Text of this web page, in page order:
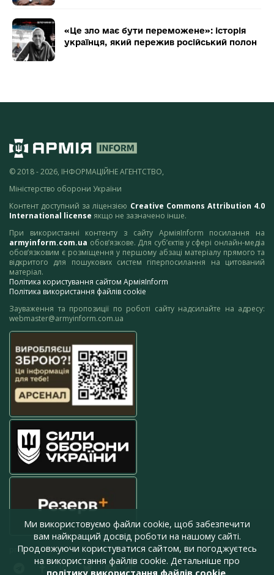
«Це зло має бути переможене»: історія
українця, який пережив російський полон
© 2018 - 2026, ІНФОРМАЦІЙНЕ АГЕНТСТВО,
Міністерство оборони України
Контент доступний за ліцензією Creative Commons Attribution 4.0
International license якщо не зазначено інше.
При використанні контенту з сайту АрміяInform посилання на
armyinform.com.ua обов’язкове. Для суб’єктів у сфері онлайн-медіа
обов’язковим є розміщення у першому абзаці матеріалу прямого та
відкритого для пошукових систем гіперпосилання на цитований
матеріал.
Політика користування сайтом АрміяInform
Політика використання файлів cookie
Зауваження та пропозиції по роботі сайту надсилайте на адресу:
webmaster@armyinform.com.ua
press@armyinform.com.ua
Ми використовуємо файли cookie, щоб забезпечити
вам найкращий досвід роботи на нашому сайті.
Продовжуючи користуватися сайтом, ви погоджуєтесь
на використання файлів cookie. Детальніше про